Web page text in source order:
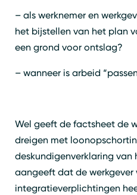
– als werknemer en
het bijstellen van het plan
een grond voor ontslag?
– wanneer is arbeid
Wel geeft de factsheet de
dreigen met
deskundigenverklaring van
aangeeft dat de
integratieverplichtingen